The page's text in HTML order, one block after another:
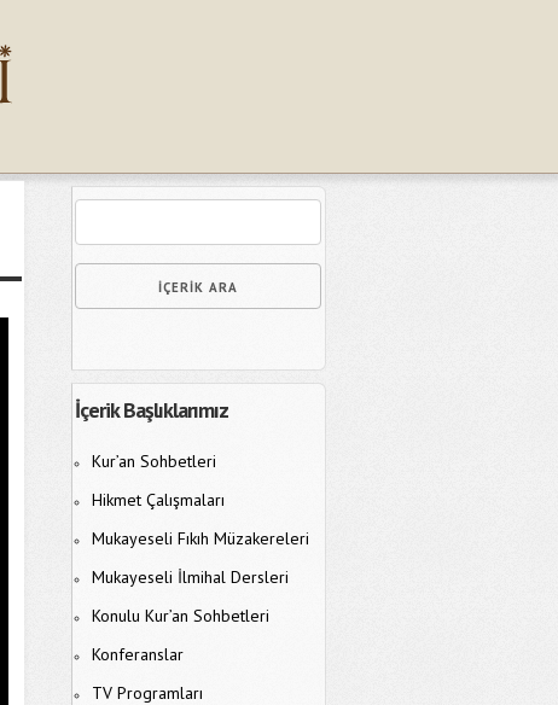
İçerik Başlıklarımız
Kur’an Sohbetleri
Hikmet Çalışmaları
Mukayeseli Fıkıh Müzakereleri
Mukayeseli İlmihal Dersleri
Konulu Kur’an Sohbetleri
Konferanslar
TV Programları